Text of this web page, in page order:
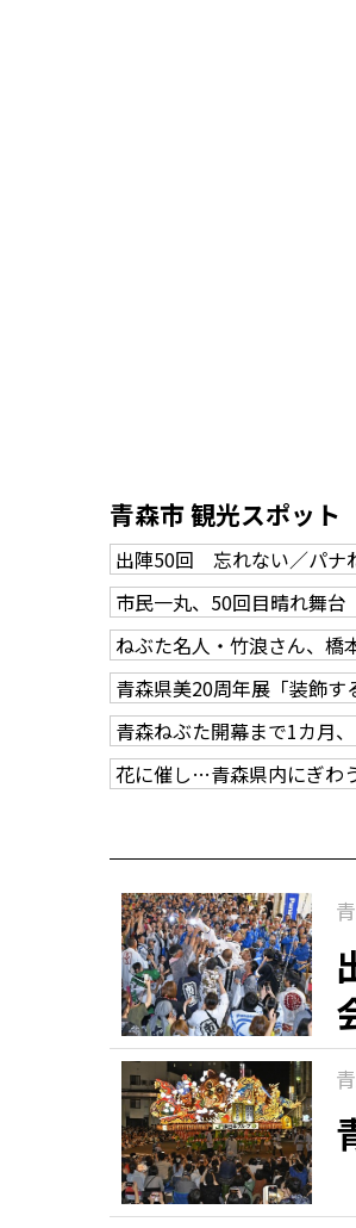
青森市 観光スポット
出陣50回 忘れない／パ
市民一丸、50回目晴れ舞
ねぶた名人・竹浪さん、橋
青森県美20周年展「装飾す
青森ねぶた開幕まで1カ月
花に催し…青森県内にぎわ